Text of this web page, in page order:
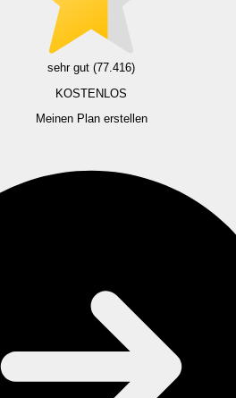
sehr gut (77.416)
KOSTENLOS
Meinen Plan erstellen